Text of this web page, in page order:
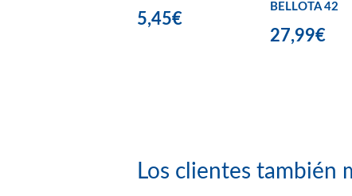
5,45€
BELLOTA 42
27,99€
Los clientes también